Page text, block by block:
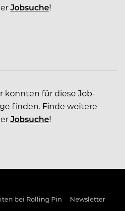
Jobsuche!
konnten für diese Job-
finden. Finde weitere
Jobsuche!
bei Rolling Pin
Newsletter